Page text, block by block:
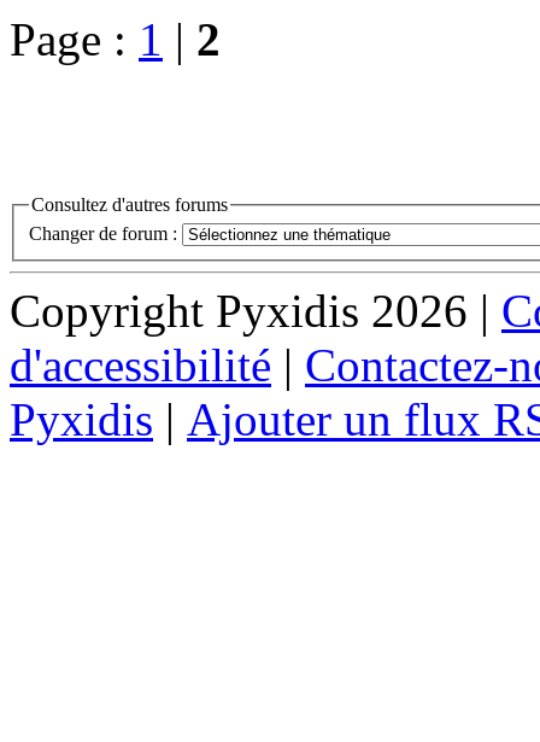
Page : 1 | 2
Consultez d'autres forums
Changer de forum :
Copyright Pyxidis 2026 |
d'accessibilité | Contactez-
Pyxidis | Ajouter un flux